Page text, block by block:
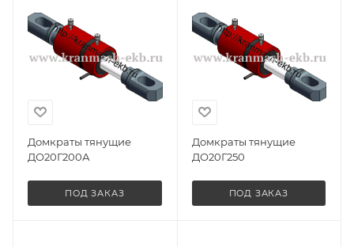
Домкраты тянущие
ДО20Г200А
ПОД ЗАКАЗ
Домкраты тянущие
ДО20Г250
ПОД ЗАКАЗ